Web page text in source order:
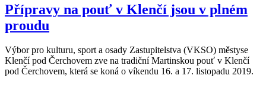
Přípravy na pouť v Klenčí jsou v plném
proudu
Výbor pro kulturu, sport a osady Zastupitelstva (VKSO) městyse
Klenčí pod Čerchovem zve na tradiční Martinskou pouť v Klenčí
pod Čerchovem, která se koná o víkendu 16. a 17. listopadu 2019.